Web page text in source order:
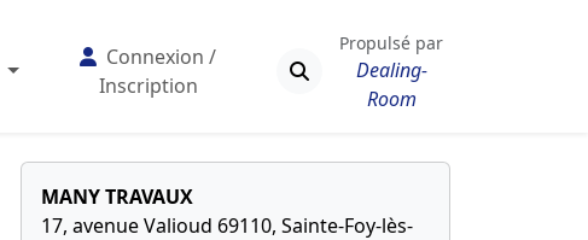
Connexion /
Inscription
Propulsé par
Dealing-
Room
MANY TRAVAUX
17, avenue Valioud 69110, Sainte-Foy-lès-